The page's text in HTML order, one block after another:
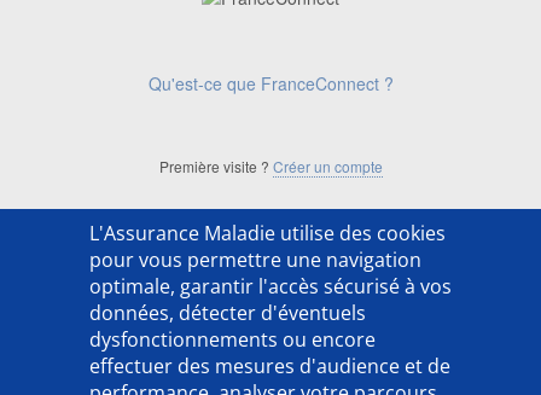
L'Assurance Maladie utilise des cookies
pour vous permettre une navigation
optimale, garantir l'accès sécurisé à vos
données, détecter d'éventuels
dysfonctionnements ou encore
effectuer des mesures d'audience et de
Qu'est-ce que FranceConnect ?
Première visite ? Créer un compte
['ACSO254202LX']